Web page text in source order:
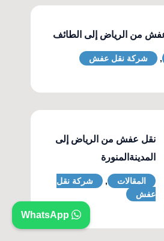
من الرياض إلى الطائف
, شركة نقل عفش
نقل عفش من الرياض إلى
المدينةالمنورة
المقالات ,
شركة نقل
عفش